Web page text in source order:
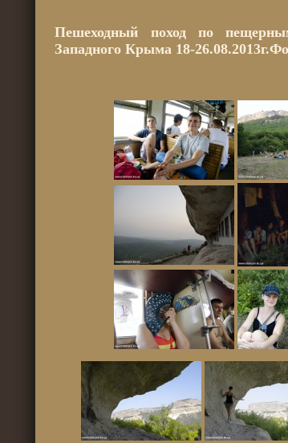
Пешеходный поход по
Западного Крыма 18-